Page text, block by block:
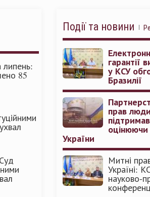
85
Події та новини
гарантії
у КСУ
Бразилії
прав
України
Митні
Україні:
науково-